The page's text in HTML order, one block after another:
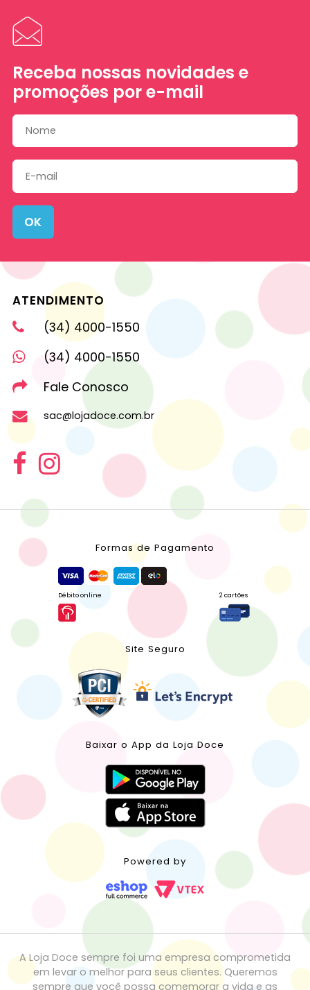
Receba nossas novidades e
promoções por e-mail
OK
ATENDIMENTO
(34) 4000-1550
(34) 4000-1550
Fale Conosco
sac@lojadoce.com.br
Formas de Pagamento
Débito online 2 cartões
Site Seguro
Baixar o App da Loja Doce
Powered by
A Loja Doce sempre foi uma empresa comprometida
em levar o melhor para seus clientes. Queremos
sempre que você possa comemorar a vida e as